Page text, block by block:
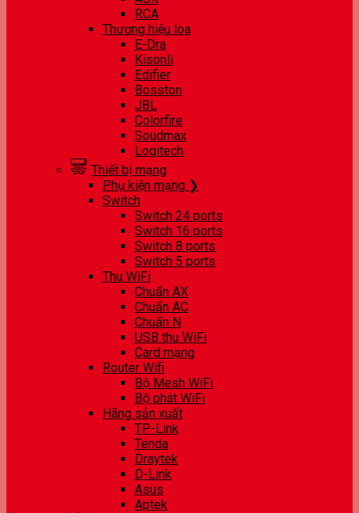
RCA
Thương hiệu loa
E-Dra
Kisonli
Edifier
Bosston
JBL
Colorfire
Soudmax
Logitech
Thiết bị mạng
Phụ kiện mạng ❯
Switch
Switch 24 ports
Switch 16 ports
Switch 8 ports
Switch 5 ports
Thu WiFi
Chuẩn AX
Chuẩn AC
Chuẩn N
USB thu WiFi
Card mạng
Router Wifi
Bộ Mesh WiFi
Bộ phát WiFi
Hãng sản xuất
TP-Link
Tenda
Draytek
D-Link
Asus
Aptek